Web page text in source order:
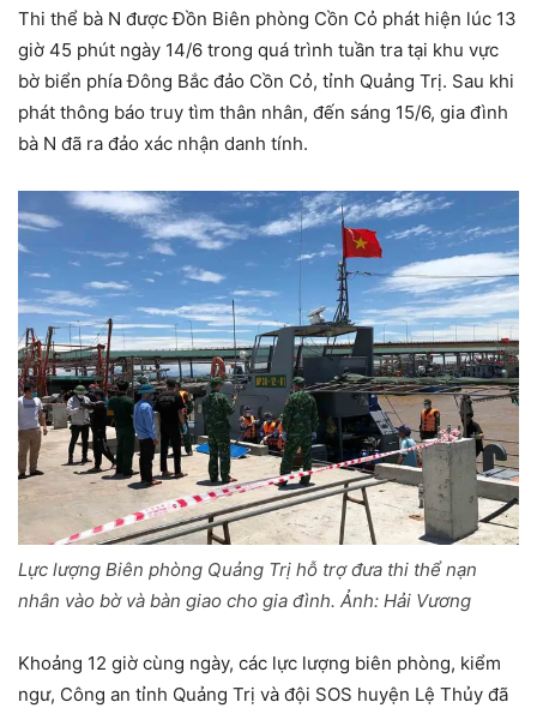
Thi thể bà N được Đồn Biên phòng Cồn Cỏ phát hiện lúc 13
giờ 45 phút ngày 14/6 trong quá trình tuần tra tại khu vực
bờ biển phía Đông Bắc đảo Cồn Cỏ, tỉnh Quảng Trị. Sau khi
phát thông báo truy tìm thân nhân, đến sáng 15/6, gia đình
bà N đã ra đảo xác nhận danh tính.
Lực lượng Biên phòng Quảng Trị hỗ trợ đưa thi thể nạn
nhân vào bờ và bàn giao cho gia đình. Ảnh: Hải Vương
Khoảng 12 giờ cùng ngày, các lực lượng biên phòng, kiểm
ngư, Công an tỉnh Quảng Trị và đội SOS huyện Lệ Thủy đã